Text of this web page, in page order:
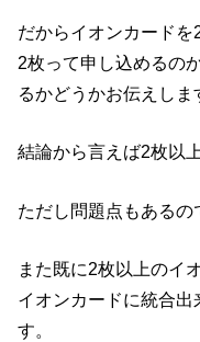
だからイオンカード
2枚って申し込めるの
るかどうかお伝えしま
結論から言えば2枚以
ただし問題点もあるの
また既に2枚以上のイ
イオンカードに統合出
す。